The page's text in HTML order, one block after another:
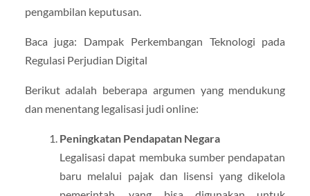
pengambilan keputusan.
Baca juga: Dampak Perkembangan Teknologi pada
Regulasi Perjudian Digital
Berikut adalah beberapa argumen yang mendukung
dan menentang legalisasi judi online:
Peningkatan Pendapatan Negara
Legalisasi dapat membuka sumber pendapatan
baru melalui pajak dan lisensi yang dikelola